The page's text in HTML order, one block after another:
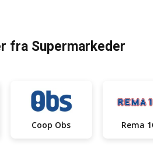
fra Supermarkeder
Coop Obs Rema